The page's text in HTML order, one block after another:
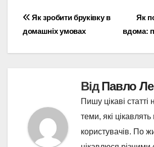
Навігація
записів
Як
вдома:
Як зробити бруківку в
домашніх умовах
ВідПавло
Пишу цікаві статті
теми, які
користувачів. По